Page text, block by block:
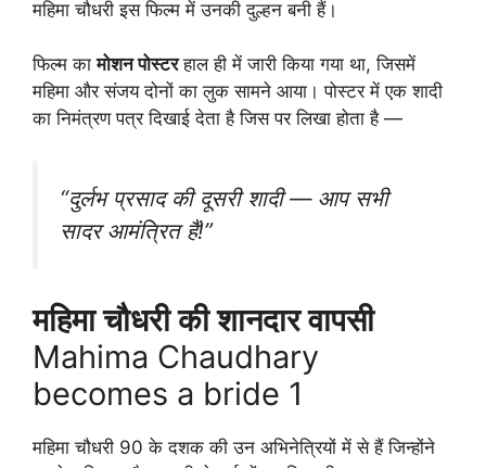
महिमा चौधरी इस फिल्म में उनकी दुल्हन बनी हैं।
फिल्म कामोशन पोस्टरहाल ही में जारी किया गया था, जिसमें
महिमा और संजय दोनों का लुक सामने आया। पोस्टर में एक शादी
का निमंत्रण पत्र दिखाई देता है जिस पर लिखा होता है —
“दुर्लभ प्रसाद की दूसरी शादी — आप सभी
सादर आमंत्रित हैं!”
महिमा चौधरी की शानदार वापसी
Mahima Chaudhary
becomes a bride 1
महिमा चौधरी 90 के दशक की उन अभिनेत्रियों में से हैं जिन्होंने